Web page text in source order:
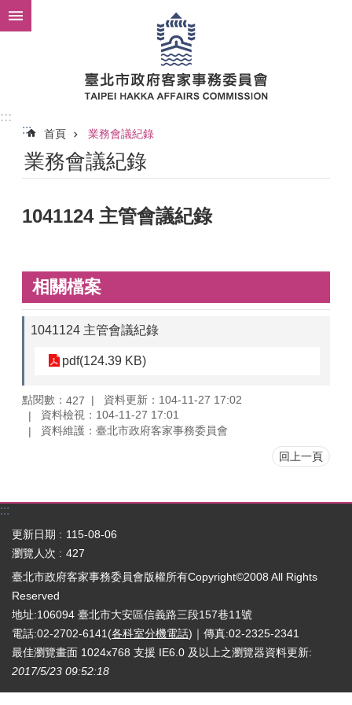
跳到主要內容區塊
:::
:::
首頁 業務會議紀錄
業務會議紀錄
1041124 主管會議紀錄
相關檔案
1041124 主管會議紀錄
pdf(124.39 KB)
點閱數： 427
資料更新：104-11-27 17:02
資料檢視：104-11-27 17:01
資料維護：臺北市政府客家事務委員會
回上一頁
:::
更新日期
115-08-06
瀏覽人次
427
臺北市政府客家事務委員會版權所有Copyright©2008 All Rights
Reserved
地址:106094 臺北市大安區信義路三段157巷11號
電話:02-2702-6141(各科室分機電話)｜傳真:02-2325-2341
最佳瀏覽畫面 1024x768 支援 IE6.0 及以上之瀏覽器資料更新:
2017/5/23 09:52:18